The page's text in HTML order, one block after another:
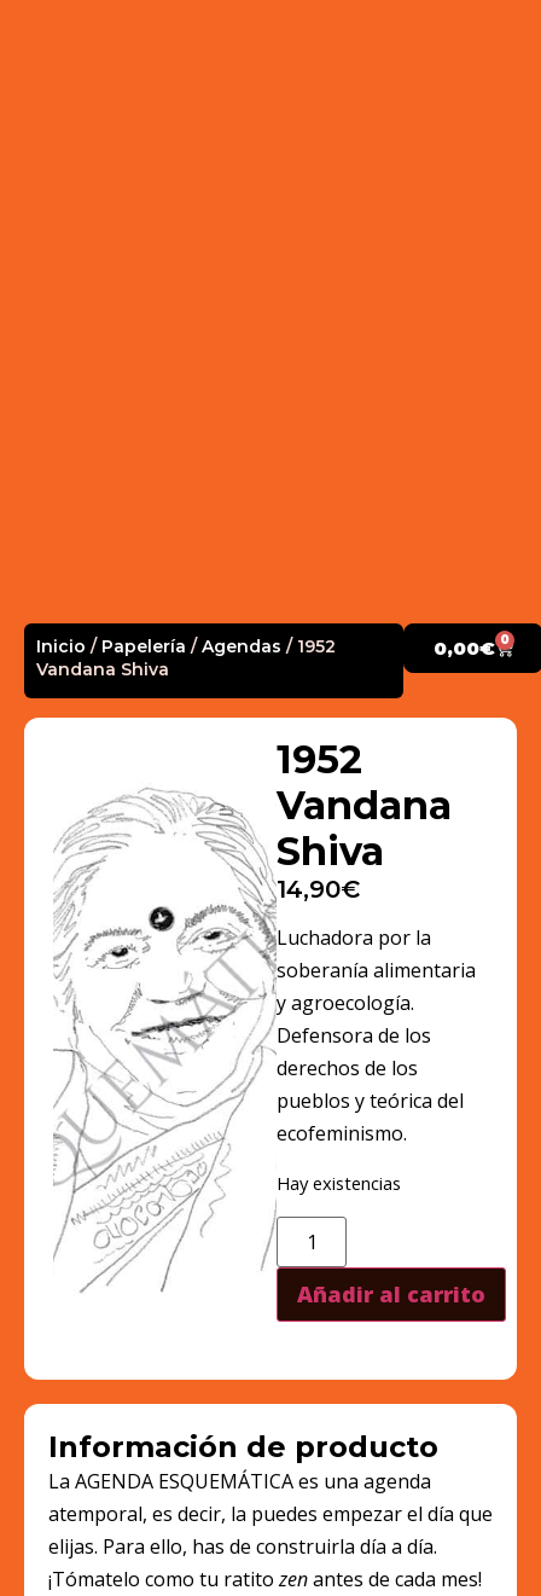
Inicio / Papelería /Agendas / 1952
Vandana Shiva
0,00€ 0
1952
Vandana
Shiva
14,90€
Luchadora por la
soberanía alimentaria
y agroecología.
Defensora de los
derechos de los
pueblos y teórica del
ecofeminismo.
Hay existencias
Añadir al carrito
Información de producto
La AGENDA ESQUEMÁTICA es una agenda
atemporal, es decir, la puedes empezar el día que
elijas. Para ello, has de construirla día a día.
¡Tómatelo como tu ratitozenantes de cada mes!